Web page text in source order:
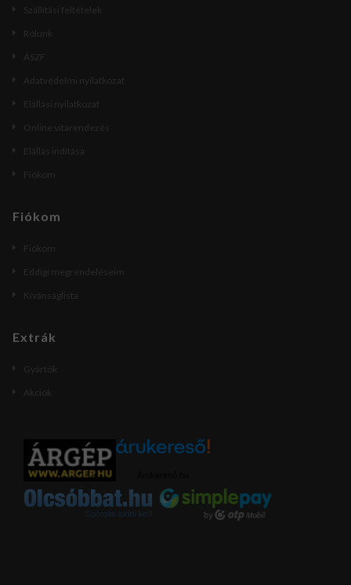
Szállítási feltételek
Rólunk
ÁSZF
Adatvédelmi nyilatkozat
Elállási nyilatkozat
Online vitarendezés
Elállás indítása
Fiókom
Fiókom
Fiókom
Eddigi megrendeléseim
Kívánságlista
Extrák
Gyártók
Akciók